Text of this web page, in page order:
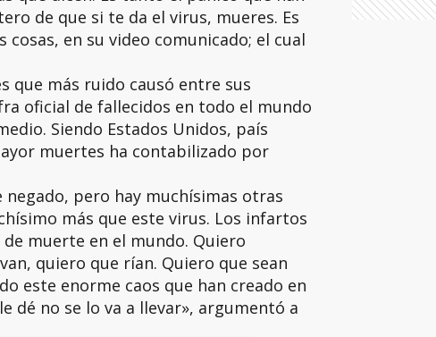
de que si te da el virus, mueres. Es
en su video comunicado; el cual
que más ruido causó entre sus
oficial de fallecidos en todo el mundo
Siendo Estados Unidos, país
muertes ha contabilizado por
negado, pero hay muchísimas otras
más que este virus. Los infartos
muerte en el mundo. Quiero
quiero que rían. Quiero que sean
este enorme caos que han creado en
dé no se lo va a llevar», argumentó a